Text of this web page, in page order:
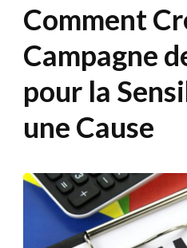
Comment
Campagne
pour la
une Cause